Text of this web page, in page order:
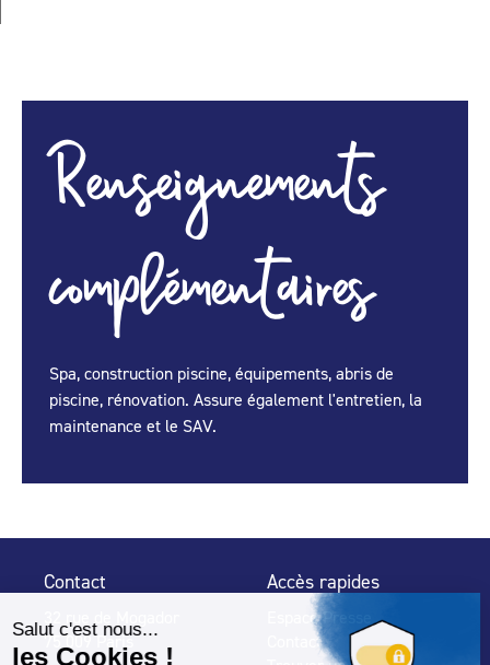
Renseignements
complémentaires
Spa, construction piscine, équipements, abris de
piscine, rénovation. Assure également l'entretien, la
maintenance et le SAV.
Contact
32 rue de Mogador
75 009 Paris
Accès rapides
Espace Presse
Contact